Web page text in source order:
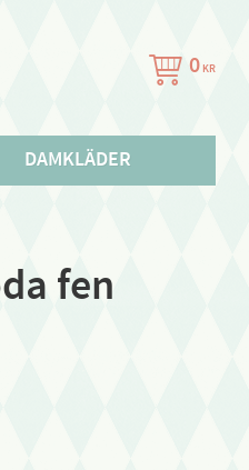
0 KR
DAMKLÄDER
fen